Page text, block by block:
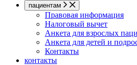
пациентам
Правовая информация
Налоговый вычет
Анкета для взрослых
Анкета для детей и
Контакты
контакты